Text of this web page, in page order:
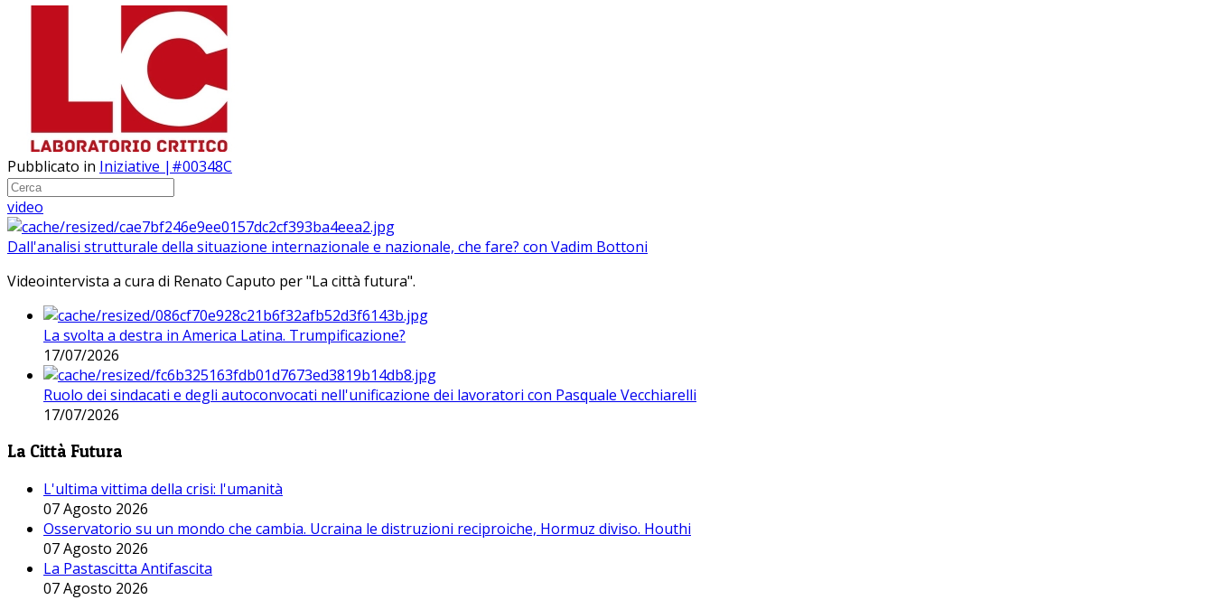
Pubblicato in Iniziative |#00348C
video
Dall'analisi strutturale della situazione internazionale e nazionale, che fare? con Vadim Bottoni
Videointervista a cura di Renato Caputo per "La città futura".
La svolta a destra in America Latina. Trumpificazione?
17/07/2026
Ruolo dei sindacati e degli autoconvocati nell'unificazione dei lavoratori con Pasquale Vecchiarelli
17/07/2026
La Città Futura
L'ultima vittima della crisi: l'umanità
07 Agosto 2026
Osservatorio su un mondo che cambia. Ucraina le distruzioni reciproiche, Hormuz diviso. Houthi
07 Agosto 2026
La Pastascitta Antifascita
07 Agosto 2026